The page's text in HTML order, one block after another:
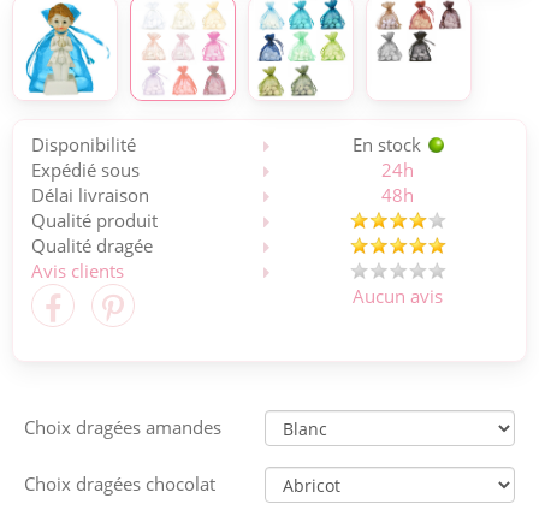
Disponibilité
En stock
Expédié sous
24h
Délai livraison
48h
Qualité produit
Qualité dragée
Avis clients
Aucun avis
Choix dragées amandes
Choix dragées chocolat